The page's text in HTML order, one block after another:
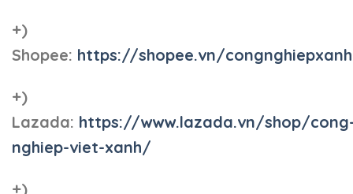
+)
Shopee: https://shopee.vn/
+)
Lazada: https://www.lazada.vn/shop/
nghiep-viet-xanh/
+)